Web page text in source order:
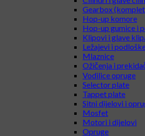
Gearbox
Hop-up komore
Hop-up gumice i
Klipovi i glave
Ležajevi i
Mlaznice
Ožičenja i
Vodilice opruge
Selector plate
Tappet plate
Sitni dijelovi i
Mosfet
Motori i dijelovi
Opruge